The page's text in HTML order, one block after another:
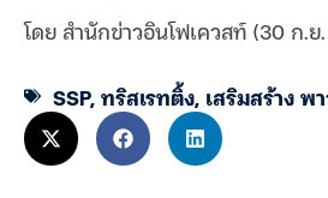
โดย สำนักข่าวอินโฟเควสท์ (30 ก.
SSP,ทริสเรทติ้ง, เสริมสร้าง พ